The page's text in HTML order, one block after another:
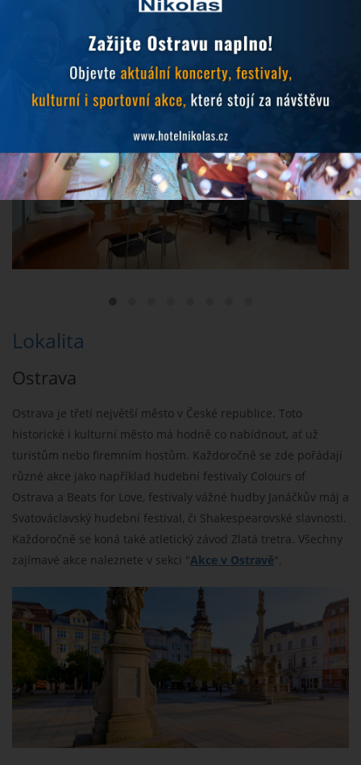
je možné za cenu100 Kč .
Lokalita
Ostrava
Ostrava je třetí největší město v České republice. Toto
historické i kulturní město má hodně co nabídnout, ať už
turistům nebo firemním hostům. Každoročně se zde pořádají
různé akce jako například hudební festivaly Colours of
Ostrava a Beats for Love, festivaly vážné hudby Janáčkův máj a
Svatováclavský hudební festival, či Shakespearovské slavnosti.
Každoročně se koná také atletický závod Zlatá tretra. Všechny
zajímavé akce naleznete v sekci " Akce v Ostravě".